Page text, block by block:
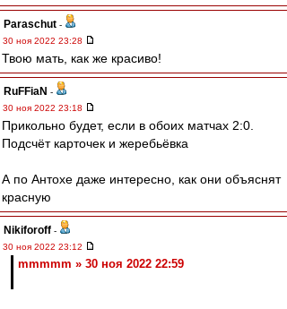
Paraschut -
30 ноя 2022 23:28
Твою мать, как же красиво!
RuFFiaN -
30 ноя 2022 23:18
Прикольно будет, если в обоих матчах 2:0.
Подсчёт карточек и жеребьёвка
А по Антохе даже интересно, как они объяснят
красную
Nikiforoff -
30 ноя 2022 23:12
mmmmm » 30 ноя 2022 22:59